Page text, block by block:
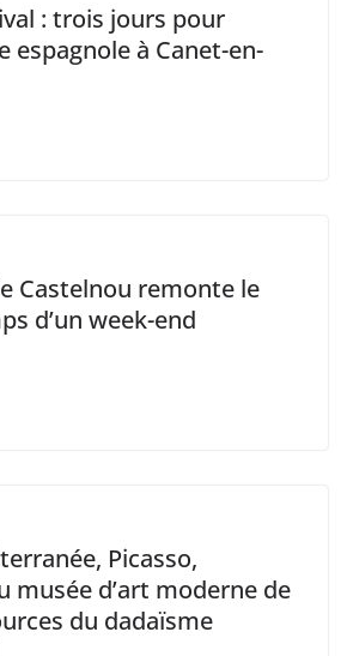
: trois jours pour
espagnole à Canet-en-
Castelnou remonte le
d’un week-end
Picasso,
musée d’art moderne de
du dadaïsme